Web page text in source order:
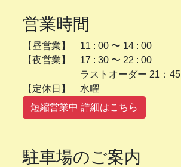
営業時間
【昼営業】 11 : 00 〜 14 : 00
【夜営業】 17 : 30 〜 22 : 00
ラストオーダー 21：45
【定休日】 水曜
短縮営業中 詳細はこちら
駐車場のご案内